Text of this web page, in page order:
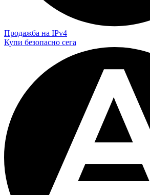
Продажба на IPv4
Купи безопасно сега